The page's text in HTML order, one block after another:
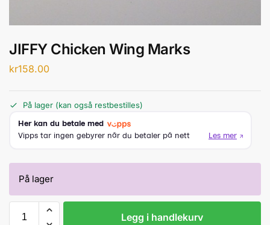
JIFFY Chicken Wing Marks
kr158.00
På lager (kan også restbestilles)
På lager
Legg i handlekurv